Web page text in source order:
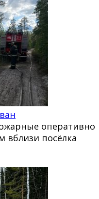
оперативно
вблизи посёлка